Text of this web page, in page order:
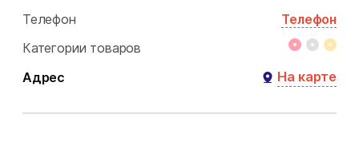
Телефон
Телефон
Категории товаров
Адрес
На карте